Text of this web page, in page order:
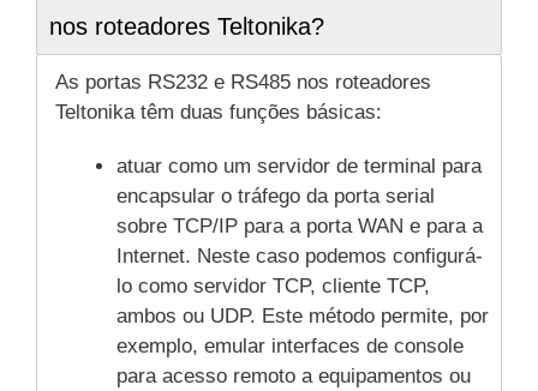
nos roteadores Teltonika?
As portas RS232 e RS485 nos roteadores
Teltonika têm duas funções básicas:
atuar como um servidor de terminal para
encapsular o tráfego da porta serial
sobre TCP/IP para a porta WAN e para a
Internet. Neste caso podemos configurá-
lo como servidor TCP, cliente TCP,
ambos ou UDP. Este método permite, por
exemplo, emular interfaces de console
para acesso remoto a equipamentos ou